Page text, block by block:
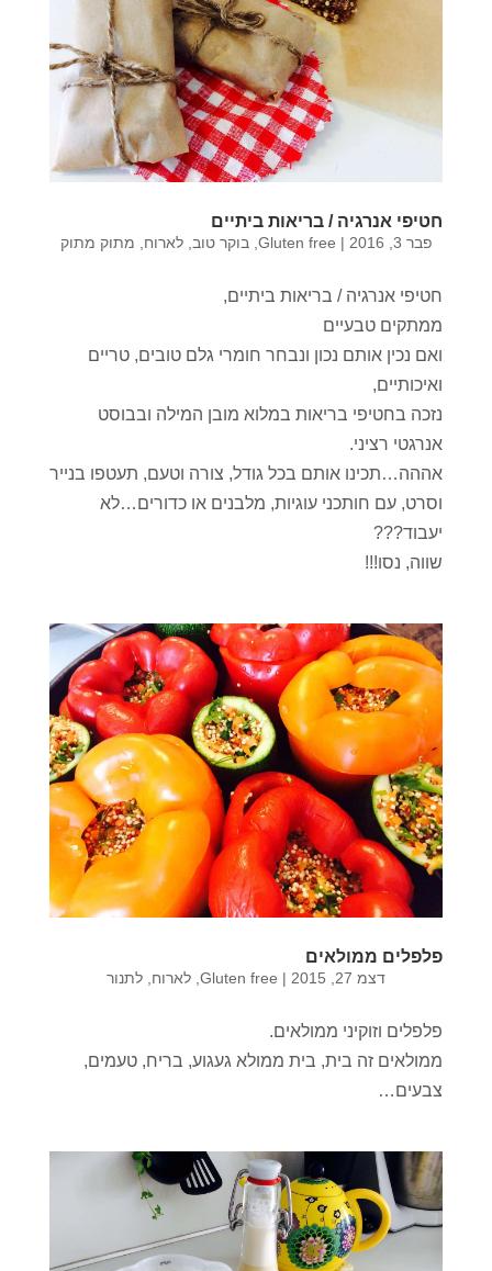
חטיפי אנרגיה / בריאות ביתיים
פבר 3, 2016 |
Gluten free בוקר טוב ,לארוח מתוק מתוק
חטיפי אנרגיה / בריאות ביתיים,
ממתקים טבעיים
ואם נכין אותם נכון ונבחר חומרי גלם טובים, טריים
ואיכותיים,
נזכה בחטיפי בריאות במלוא מובן המילה ובבוסט
אנרגטי רציני.
אההה…תכינו אותם בכל גודל, צורה וטעם, תעטפו בנייר
וסרט, עם חותכני עוגיות, מלבנים או כדורים…לא
יעבוד???
שווה, נסו!!!
פלפלים ממולאים
דצמ 27, 2015 |
Gluten free לארוח לתנור
פלפלים וזוקיני ממולאים.
ממולאים זה בית, בית ממולא געגוע, בריח, טעמים,
צבעים…